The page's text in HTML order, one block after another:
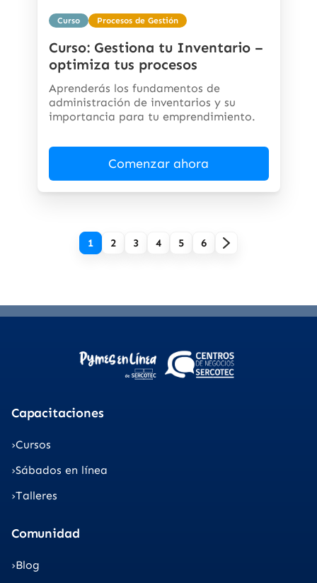
Curso Procesos de Gestión
Curso: Gestiona tu Inventario –
optimiza tus procesos
Aprenderás los fundamentos de
administración de inventarios y su
importancia para tu emprendimiento.
Comenzar ahora
1 2 3 4 5 6
Capacitaciones
Cursos
Sábados en línea
Talleres
Comunidad
Blog